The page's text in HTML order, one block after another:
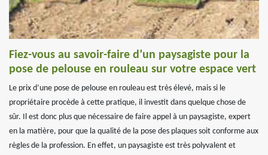
Fiez-vous au savoir-faire d’un paysagiste pour la
pose de pelouse en rouleau sur votre espace vert
Le prix d’une pose de pelouse en rouleau est très élevé, mais si le
propriétaire procède à cette pratique, il investit dans quelque chose de
sûr. Il est donc plus que nécessaire de faire appel à un paysagiste, expert
en la matière, pour que la qualité de la pose des plaques soit conforme aux
règles de la profession. En effet, un paysagiste est très polyvalent et